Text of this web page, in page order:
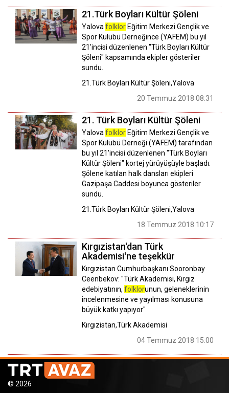
21.Türk Boyları Kültür Şöleni
Yalova folklor Eğitim Merkezi Gençlik ve
Spor Kulübü Derneğince (YAFEM) bu yıl
21'incisi düzenlenen "Türk Boyları Kültür
Şöleni" kapsamında ekipler gösteriler
sundu.
21.Türk Boyları Kültür Şöleni,Yalova
20 Temmuz 2018 08:31
21. Türk Boyları Kültür Şöleni
Yalova folklor Eğitim Merkezi Gençlik ve
Spor Kulübü Derneği (YAFEM) tarafından
bu yıl 21'incisi düzenlenen "Türk Boyları
Kültür Şöleni" kortej yürüyüşüyle başladı.
Şölene katılan halk dansları ekipleri
Gazipaşa Caddesi boyunca gösteriler
sundu.
21.Türk Boyları Kültür Şöleni,Yalova
18 Temmuz 2018 10:17
Kırgızistan'dan Türk
Akademisi'ne teşekkür
Kırgızistan Cumhurbaşkanı Sooronbay
Ceenbekov: "Türk Akademisi, Kırgız
edebiyatının, folklorunun, geleneklerinin
incelenmesine ve yayılması konusuna
büyük katkı yapıyor"
Kırgızistan,Türk Akademisi
04 Temmuz 2018 15:00
© 2026